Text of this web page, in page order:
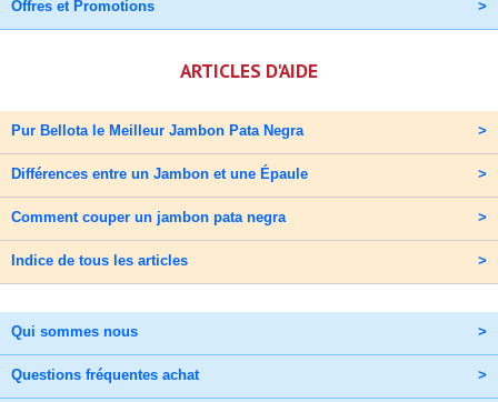
Offres et Promotions >
ARTICLES D'AIDE
Pur Bellota le Meilleur Jambon Pata Negra >
Différences entre un Jambon et une Épaule >
Comment couper un jambon pata negra >
Indice de tous les articles >
Qui sommes nous >
Questions fréquentes achat >